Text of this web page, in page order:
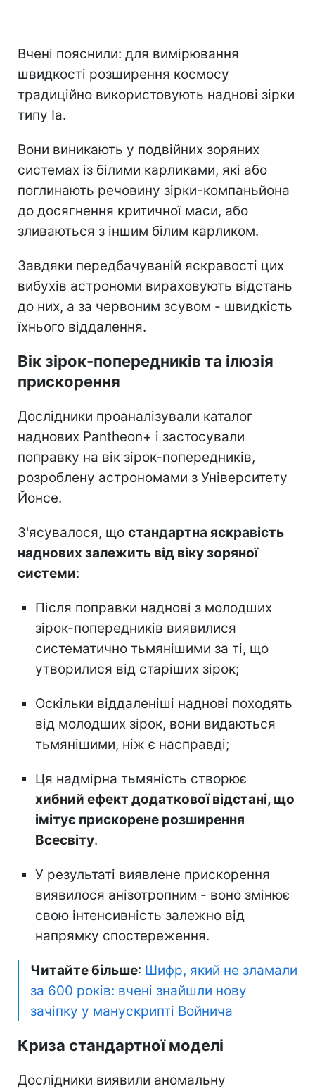
Вчені пояснили: для вимірювання
швидкості розширення космосу
традиційно використовують наднові зірки
типу Ia.
Вони виникають у подвійних зоряних
системах із білими карликами, які або
поглинають речовину зірки-компаньйона
до досягнення критичної маси, або
зливаються з іншим білим карликом.
Завдяки передбачуваній яскравості цих
вибухів астрономи вираховують відстань
до них, а за червоним зсувом - швидкість
їхнього віддалення.
Вік зірок-попередників та ілюзія
прискорення
Дослідники проаналізували каталог
наднових Pantheon+ і застосували
поправку на вік зірок-попередників,
розроблену астрономами з Університету
Йонсе.
З'ясувалося, що стандартна яскравість
наднових залежить від віку зоряної
системи:
Після поправки наднові з молодших
зірок-попередників виявилися
систематично тьмянішими за ті, що
утворилися від старіших зірок;
Оскільки віддаленіші наднові походять
від молодших зірок, вони видаються
тьмянішими, ніж є насправді;
Ця надмірна тьмяність створює
хибний ефект додаткової відстані, що
імітує прискорене розширення
Всесвіту.
У результаті виявлене прискорення
виявилося анізотропним - воно змінює
свою інтенсивність залежно від
напрямку спостереження.
Читайте більше: Шифр, який не зламали
за 600 років: вчені знайшли нову
зачіпку у манускрипті Войнича
Криза стандартної моделі
Дослідники виявили аномальну